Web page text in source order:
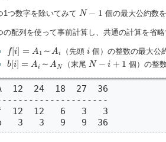
1つ数字を除いてみて N − 1
N− 個の最大公約数
の配列を使って事前計算し、共通の計算を省略
f[i] = A1 ～ Ai
[i]= ～
（先頭 i個）の整数の最大公
b[ i] = Ai ～ A N
b [i]= ～
（末尾 N − i + 1
N− 1 個）の整
12  24  18  27  36
12  12   6   3   3
3   3   9   9  36